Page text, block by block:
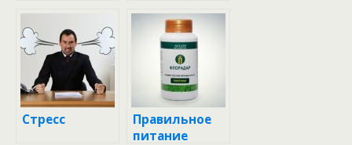
Стресс
Правильное
питание